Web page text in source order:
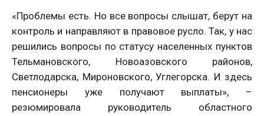
«Проблемы есть. Но все вопросы слышат, берут на
контроль и направляют в правовое русло. Так, у нас
решились вопросы по статусу населенных пунктов
Тельмановского, Новоазовского районов,
Светлодарска, Мироновского, Углегорска. И здесь
пенсионеры уже получают выплаты», –
резюмировала руководитель областного